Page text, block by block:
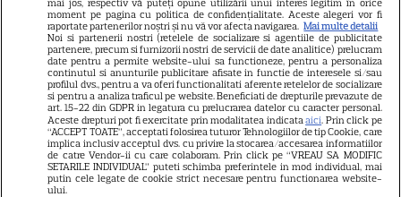
O: We Were the Lucky Ones, SUA, 2024 R:
Amit Gupta, Neasa Hardiman, Thomas Kail D:
Joey King, Logan Lerman, Sam Woolf, Robin
Weigert, Marin Hinkle, Lior Ashkenazi, Vlad
Ivanov.
moment pe pagina cu politica de confidențialitate. Aceste alegeri vor fi
raportate partenerilor noștri și nu vă vor afecta navigarea. Mai multe detalii
Noi si partenerii nostri (retelele de socializare si agentiile de publicitate
partenere, precum si furnizorii nostri de servicii de date analitice) prelucram
date pentru a permite website-ului sa functioneze, pentru a personaliza
continutul si anunturile publicitare afisate in functie de interesele si/sau
profilul dvs., pentru a va oferi functionalitati aferente retelelor de socializare
si pentru a analiza traficul pe website. Beneficiati de drepturile prevazute de
art. 15-22 din GDPR in legatura cu prelucrarea datelor cu caracter personal.
Aceste drepturi pot fi exercitate prin modalitatea indicataaici. Prin click pe
“ACCEPT TOATE”, acceptati folosirea tuturor Tehnologiilor de tip Cookie, care
implica inclusiv acceptul dvs. cu privire la stocarea/accesarea informatiilor
de catre Vendor-ii cu care colaboram. Prin click pe “VREAU SA MODIFIC
SETARILE INDIVIDUAL” puteti schimba preferintele in mod individual, mai
putin cele legate de cookie strict necesare pentru functionarea website-
ului.